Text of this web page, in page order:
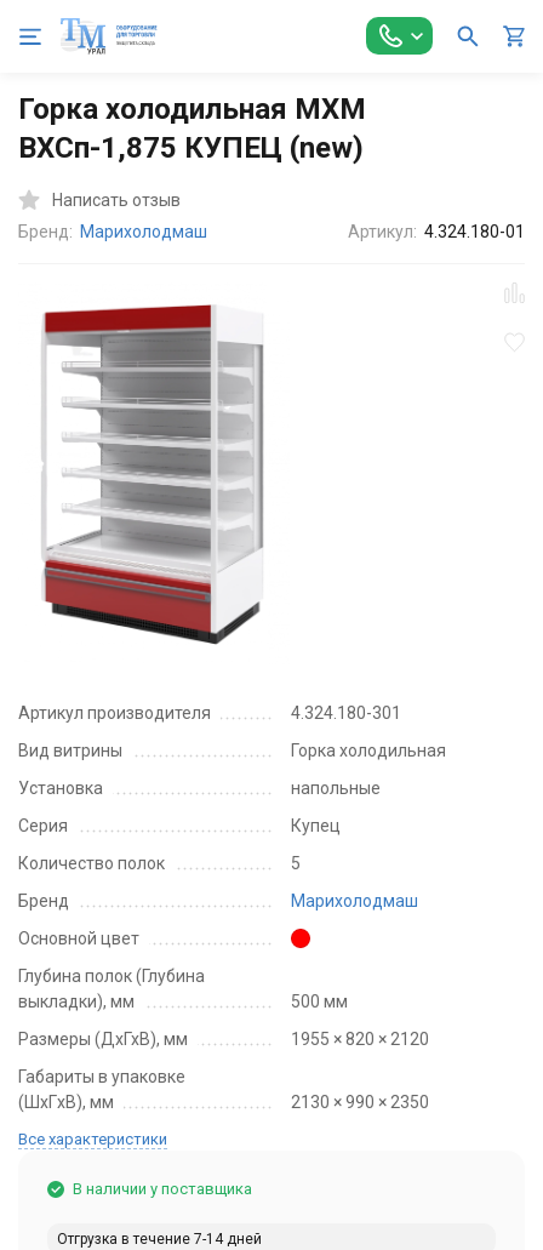
Главная Холодильное оборудование Горки холодильные
Горка холодильная МХМ
ВХСп-1,875 КУПЕЦ (new)
Написать отзыв
Бренд: Марихолодмаш Артикул: 4.324.180-01
Артикул производителя
4.324.180-301
Вид витрины
Горка холодильная
Установка
напольные
Серия
Купец
Количество полок
5
Бренд
Марихолодмаш
Основной цвет
Глубина полок (Глубина
выкладки), мм
500 мм
Размеры (ДхГхВ), мм
1955 × 820 × 2120
Габариты в упаковке
(ШxГxВ), мм
2130 × 990 × 2350
Все характеристики
В наличии у поставщика
Отгрузка в течение 7-14 дней